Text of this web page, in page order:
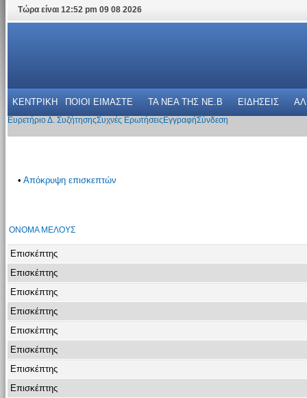
Τώρα είναι 12:52 pm 09 08 2026
ΚΕΝΤΡΙΚΗ ΠΟΙΟΙ ΕΙΜΑΣΤΕ ΤΑ ΝΕΑ THΣ NE.B ΕΙΔΗΣΕΙΣ
Ευρετήριο Δ. ΣυζήτησηςΣυχνές Ερωτήσεις ΕγγραφήΣύνδεση
• Απόκρυψη επισκεπτών
ΌΝΟΜΑ ΜΈΛΟΥΣ
Επισκέπτης
Επισκέπτης
Επισκέπτης
Επισκέπτης
Επισκέπτης
Επισκέπτης
Επισκέπτης
Επισκέπτης